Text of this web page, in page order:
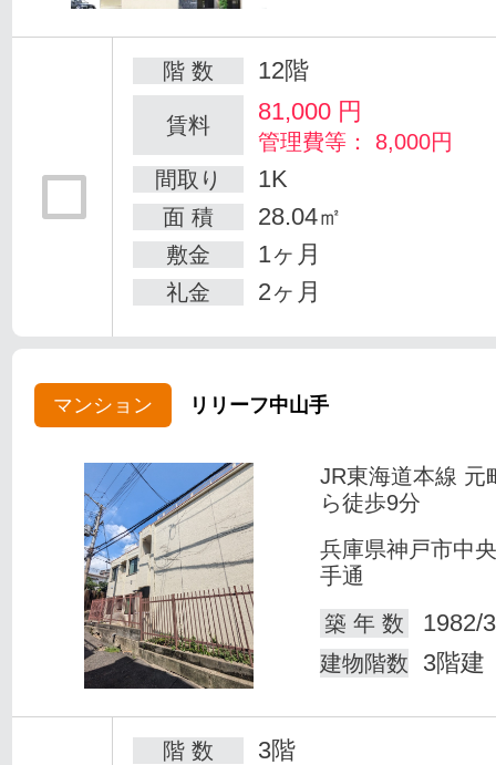
階 数 12階
賃料 81,000 円
管理費等： 8,000円
間取り
1K
面 積 28.04㎡
敷金 1ヶ月
礼金 2ヶ月
マンション リリーフ中山手
JR東海道本線 元
ら徒歩9分
兵庫県神戸市中
手通
築 年 数
1982/
建物階数 3階建
階 数 3階